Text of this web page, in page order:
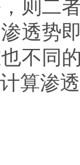
则二
透势
不同
算渗